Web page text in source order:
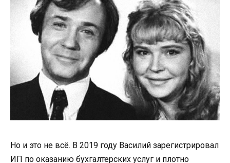
Но и это не всё. В 2019 году Василий зарегистрировал
ИП по оказанию бухгалтерских услуг и плотно